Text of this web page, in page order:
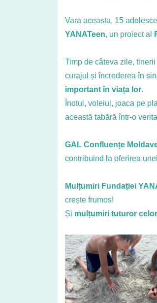
Vara aceasta, 15
YANATeen, un proiect al
Timp de câteva zile,
curajul și încrederea în
important în viața lor.
Înotul, voleiul, joaca pe
această tabără într-o
GAL Confluențe
contribuind la oferirea
Mulțumiri Fundației
crește frumos!
Și mulțumiri tuturor